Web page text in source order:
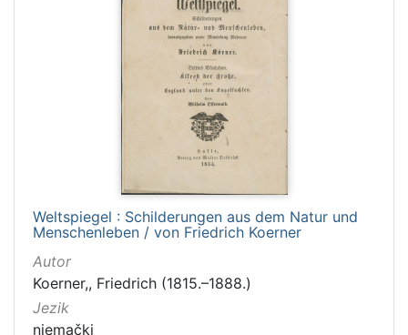
Weltspiegel : Schilderungen aus dem Natur und
Menschenleben / von Friedrich Koerner
Autor
Koerner,, Friedrich (1815.–1888.)
Jezik
njemački